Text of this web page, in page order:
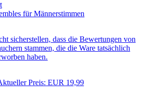
für Männerstimmen
sicherstellen, dass die Bewertungen von
stammen, die die Ware tatsächlich
haben.
Preis: EUR 19,99